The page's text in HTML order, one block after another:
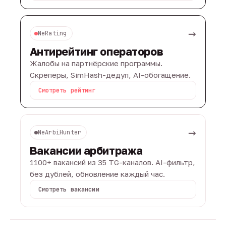
NeRating →
Антирейтинг операторов
Жалобы на партнёрские программы.
Скреперы, SimHash-дедуп, AI-обогащение.
Смотреть рейтинг
NeArbiHunter →
Вакансии арбитража
1100+ вакансий из 35 TG-каналов. AI-фильтр,
без дублей, обновление каждый час.
Смотреть вакансии